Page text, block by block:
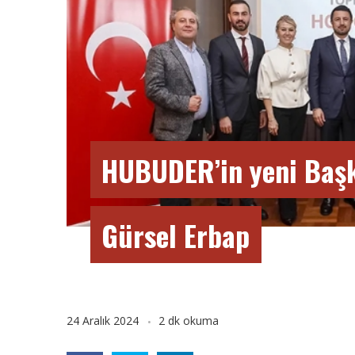
HUBUDER’in yeni
Gürsel Erbap
24 Aralık 2024 2 dk okuma